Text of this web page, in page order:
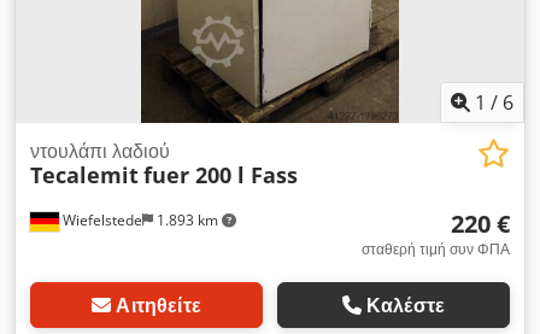
1 / 6
Wiefelstede 1.893 km
ντουλάπι λαδιού
Tecalemitfuer 200 l Fass
220 €
σταθερή τιμή συν ΦΠΑ
Αιτηθείτε Καλέστε